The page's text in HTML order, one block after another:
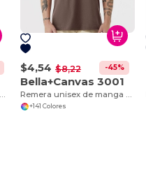
$4,54 $8,22 -45%
Bella+Canvas 3001
+141 Colores